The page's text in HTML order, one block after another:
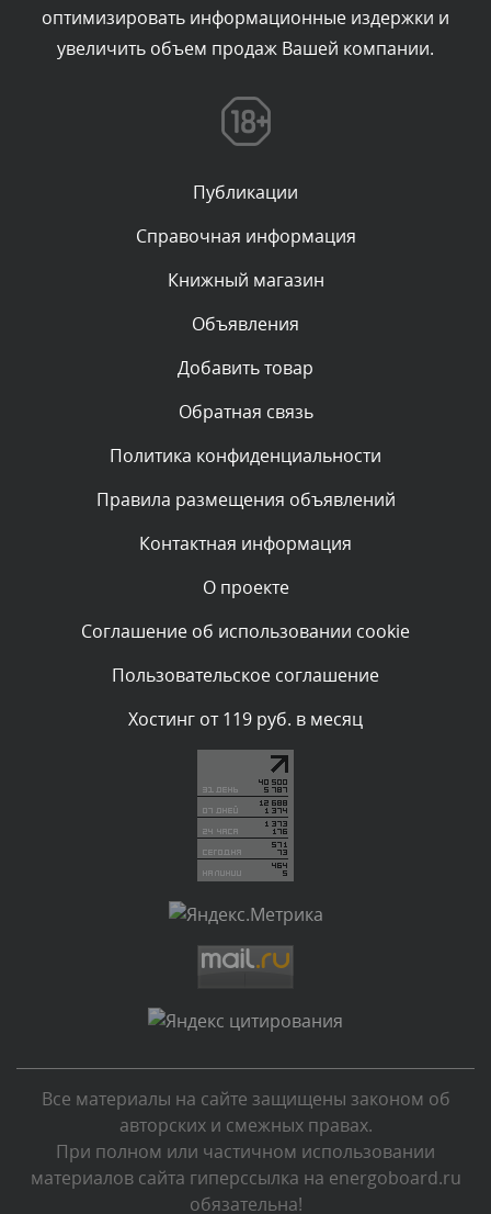
Сегодня, в 07:26
Комментарий проверяется
Текст комментария будет виден после проверки
Комментарий проверяется
Текст комментария будет виден после проверки
администратором.
Комментарий проверяется
Текст комментария будет виден после проверки
администратором.
Комментарий проверяется
администратором.
Комментарий проверяется
администратором.
Комментарий проверяется
Текст комментария будет виден после проверки
Комментарий проверяется
Текст комментария будет виден после проверки
администратором.
Текст комментария будет виден после проверки
администратором.
Комментарий проверяется
Текст комментария будет виден после проверки
администратором.
Вчера, в 23:48
оптимизировать информационные издержки и
увеличить объем продаж Вашей компании.
Публикации
Справочная информация
Книжный магазин
Объявления
Добавить товар
Обратная связь
Политика конфиденциальности
Правила размещения объявлений
Контактная информация
О проекте
Соглашение об использовании cookie
Пользовательское соглашение
Хостинг от 119 руб. в месяц
Все материалы на сайте защищены законом об
авторских и смежных правах.
При полном или частичном использовании
материалов сайта гиперссылка на energoboard.ru
обязательна!